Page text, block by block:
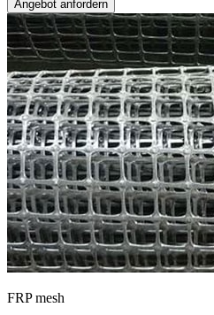
Angebot anfordern
FRP mesh